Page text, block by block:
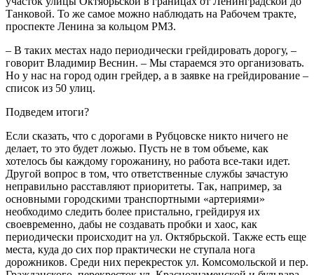
Танковой. То же самое можно наблюдать на Рабочем тракте,
проспекте Ленина за кольцом РМЗ.
– В таких местах надо периодически грейдировать дорогу, –
говорит Владимир Веснин. – Мы стараемся это организовать.
Но у нас на город один грейдер, а в заявке на грейдирование –
список из 50 улиц.
Подведем итоги?
Если сказать, что с дорогами в Рубцовске никто ничего не
делает, то это будет ложью. Пусть не в том объеме, как
хотелось бы каждому горожанину, но работа все-таки идет.
Другой вопрос в том, что ответственные службы зачастую
неправильно расставляют приоритеты. Так, например, за
основными городскими транспортными «артериями»
необходимо следить более пристально, грейдируя их
своевременно, дабы не создавать пробки и хаос, как
периодически происходит на ул. Октябрьской. Также есть еще
места, куда до сих пор практически не ступала нога
дорожников. Среди них перекресток ул. Комсомольской и пер.